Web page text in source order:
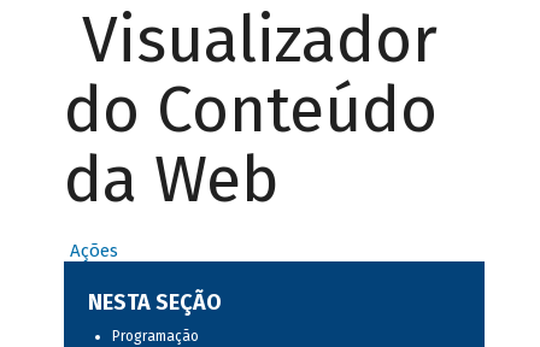
Visualizador
do Conteúdo
da Web
Ações
NESTA SEÇÃO
Programação